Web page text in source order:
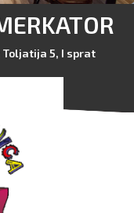
5, I sprat